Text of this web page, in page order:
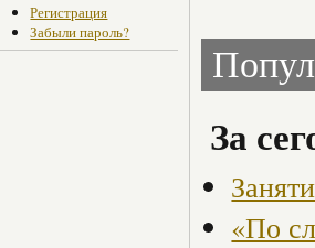
Регистрация
Забыли пароль?
За
«По